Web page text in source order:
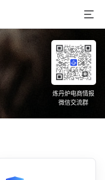
炼丹炉电商情报
微信交流群